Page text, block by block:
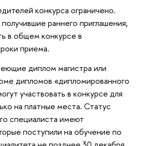
конкурса ограничено.
раннего приглашения,
в общем конкурсе в
приема.
диплом магистра или
дипломов «дипломированного
участвовать в конкурсе для
на платные места. Статус
специалиста имеют
поступили на обучение по